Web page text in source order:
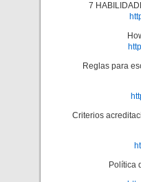
7
Reglas para
Criterios
Política